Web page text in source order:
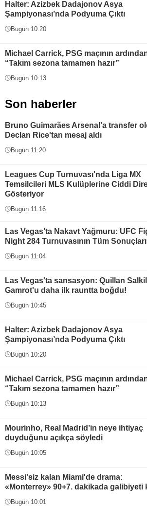
Halter: Azizbek Dadajonov Asya
Şampiyonası’nda Podyuma Çıktı
Bugün 10:20
Michael Carrick, PSG maçının
“Takım sezona tamamen hazır”
Bugün 10:13
Son haberler
Bruno Guimarães Arsenal'a transfer
Declan Rice'tan mesaj aldı
Bugün 11:20
Leagues Cup Turnuvası'nda Liga MX
Temsilcileri MLS Kulüplerine Ciddi
Gösteriyor
Bugün 11:16
Las Vegas’ta Nakavt Yağmuru: UFC
Night 284 Turnuvasının Tüm Sonuçları
Bugün 11:04
Las Vegas'ta sansasyon: Quillan
Gamrot'u daha ilk rauntta boğdu!
Bugün 10:45
Halter: Azizbek Dadajonov Asya
Şampiyonası’nda Podyuma Çıktı
Bugün 10:20
Michael Carrick, PSG maçının
“Takım sezona tamamen hazır”
Bugün 10:13
Mourinho, Real Madrid’in neye ihtiyaç
duyduğunu açıkça söyledi
Bugün 10:05
Messi'siz kalan Miami'de drama:
«Monterrey» 90+7. dakikada galibiyeti
Bugün 10:01